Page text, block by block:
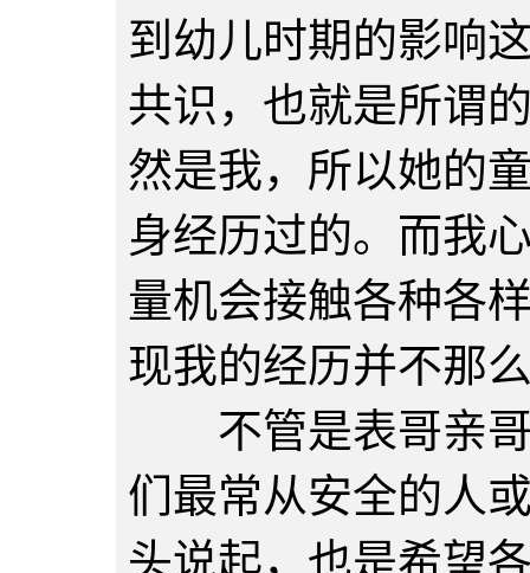
到幼儿时期的影响
共识，也就是所谓
然是我，所以她的
身经历过的。而我
量机会接触各种各
现我的经历并不那
不管是表哥亲哥
们最常从安全的人
头说起，也是希望